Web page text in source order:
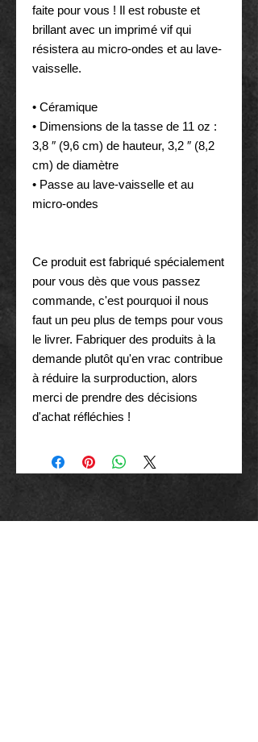
faite pour vous ! Il est robuste et
brillant avec un imprimé vif qui
résistera au micro-ondes et au lave-
vaisselle.
• Céramique
• Dimensions de la tasse de 11 oz :
3,8 ″ (9,6 cm) de hauteur, 3,2 ″ (8,2
cm) de diamètre
• Passe au lave-vaisselle et au
micro-ondes
Ce produit est fabriqué spécialement
pour vous dès que vous passez
commande, c'est pourquoi il nous
faut un peu plus de temps pour vous
le livrer. Fabriquer des produits à la
demande plutôt qu'en vrac contribue
à réduire la surproduction, alors
merci de prendre des décisions
d'achat réfléchies !
MEILLEURES VENTES..